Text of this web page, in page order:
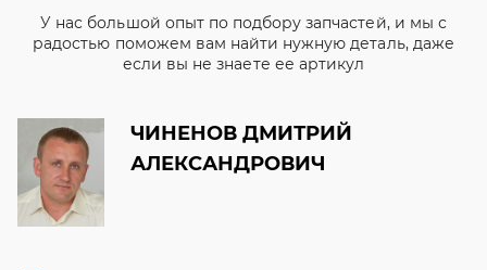
У нас большой опыт по подбору запчастей, и мы с
радостью поможем вам найти нужную деталь, даже
если вы не знаете ее артикул
ЧИНЕНОВ ДМИТРИЙ
АЛЕКСАНДРОВИЧ